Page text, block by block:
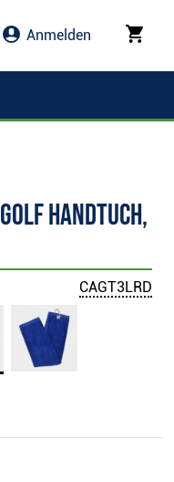
Anmelden
Handtuch,
CAGT3LRD